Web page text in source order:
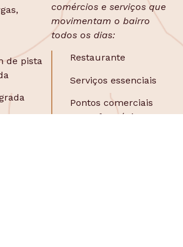
de pista
comércios e serviços que
movimentam o bairro
todos os dias:
Restaurante
Serviços essenciais
Pontos comerciais
como farmácia,